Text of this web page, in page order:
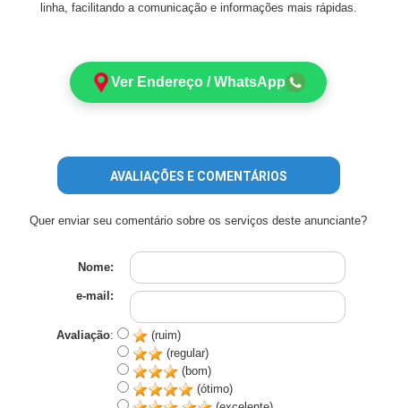
linha, facilitando a comunicação e informações mais rápidas.
Ver Endereço / WhatsApp
AVALIAÇÕES E COMENTÁRIOS
Quer enviar seu comentário sobre os serviços deste anunciante?
Nome:
e-mail:
Avaliação:
(ruim)
(regular)
(bom)
(ótimo)